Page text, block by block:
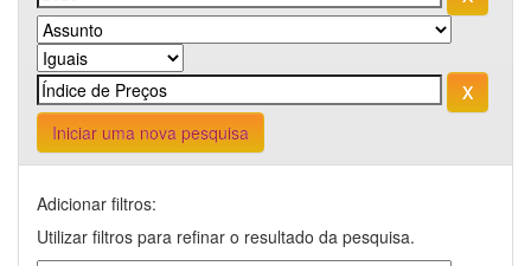
Iniciar uma nova pesquisa
Adicionar filtros:
Utilizar filtros para refinar o resultado da pesquisa.